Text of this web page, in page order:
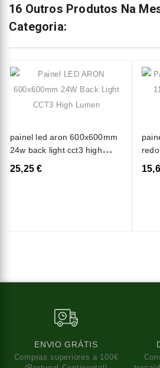
16 Outros Produtos Na
Categoria:
painel led aron 600x600mm
24w back light cct3 high
lumen
25,25 €
ENVIO GRÁTIS
Compras superiores a 100€